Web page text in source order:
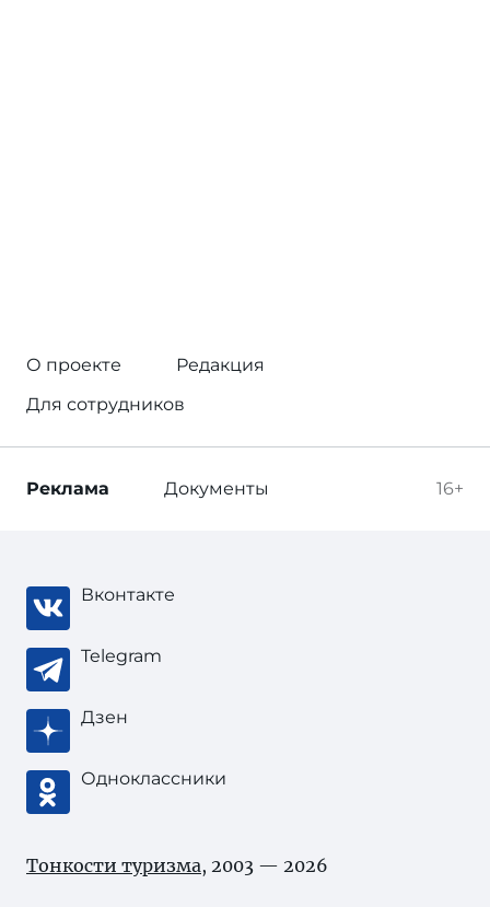
О проекте
Редакция
Для сотрудников
16+
Реклама Документы
Вконтакте
Telegram
Дзен
Одноклассники
Тонкости туризма, 2003 — 2026